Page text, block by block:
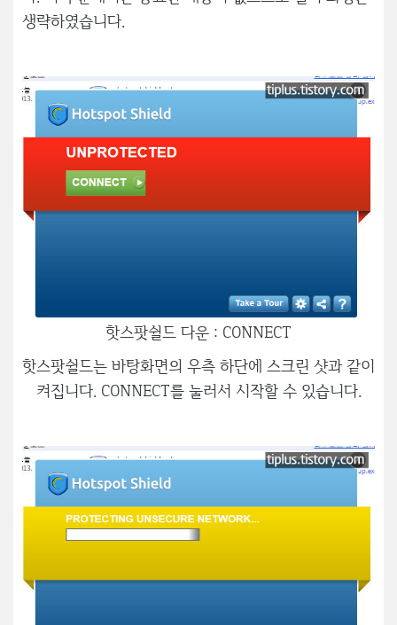
생략하였습니다.
핫스팟쉴드 다운 : CONNECT
핫스팟쉴드는 바탕화면의 우측 하단에 스크린 샷과 같이
켜집니다. CONNECT를 눌러서 시작할 수 있습니다.